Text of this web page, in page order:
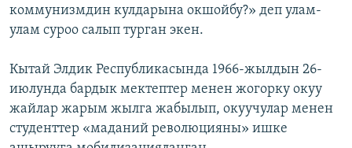
коммунизмдин кулдарына окшойбу?» деп улам-
улам суроо салып турган экен.
Кытай Элдик Республикасында 1966-жылдын 26-
июлунда бардык мектептер менен жогорку окуу
жайлар жарым жылга жабылып, окуучулар менен
студенттер «маданий революцияны» ишке